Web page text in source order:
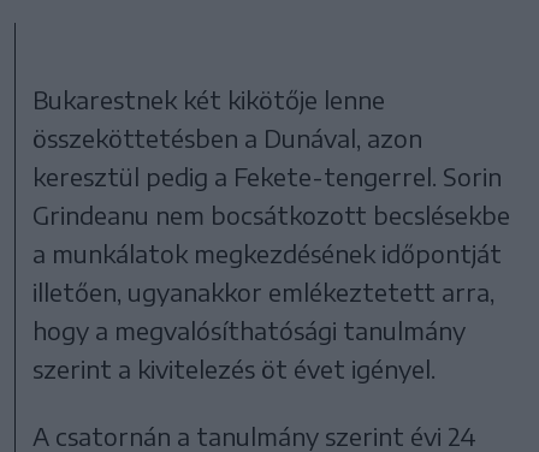
Bukarestnek két kikötője lenne
összeköttetésben a Dunával, azon
keresztül pedig a Fekete-tengerrel. Sorin
Grindeanu nem bocsátkozott becslésekbe
a munkálatok megkezdésének időpontját
illetően, ugyanakkor emlékeztetett arra,
hogy a megvalósíthatósági tanulmány
szerint a kivitelezés öt évet igényel.
A csatornán a tanulmány szerint évi 24